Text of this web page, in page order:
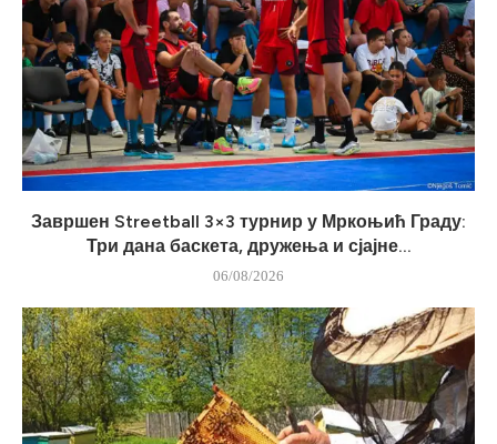
Завршен Streetball 3×3 турнир у Мркоњић Граду:
Три дана баскета, дружења и сјајне...
06/08/2026